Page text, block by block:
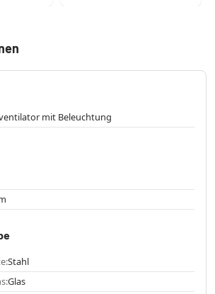
mit Beleuchtung
Stahl
Glas